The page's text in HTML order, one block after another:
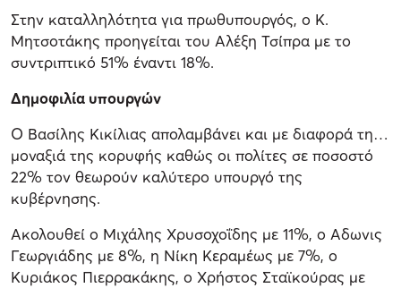
Στην καταλληλότητα για πρωθυπουργός, ο Κ.
Μητσοτάκης προηγείται του Αλέξη Τσίπρα με το
συντριπτικό 51% έναντι 18%.
Δημοφιλία υπουργών
Ο Βασίλης Κικίλιας απολαμβάνει και με διαφορά τη…
μοναξιά της κορυφής καθώς οι πολίτες σε ποσοστό
22% τον θεωρούν καλύτερο υπουργό της
κυβέρνησης.
Ακολουθεί ο Μιχάλης Χρυσοχοΐδης με 11%, ο Αδωνις
Γεωργιάδης με 8%, η Νίκη Κεραμέως με 7%, ο
Κυριάκος Πιερρακάκης, ο Χρήστος Σταϊκούρας με